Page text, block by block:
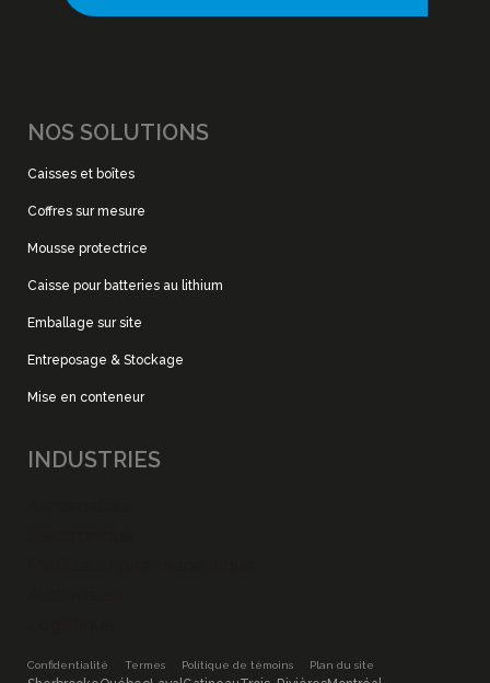
NOS SOLUTIONS
Caisses et boîtes
Coffres sur mesure
Mousse protectrice
Caisse pour batteries au lithium
Emballage sur site
Entreposage & Stockage
Mise en conteneur
INDUSTRIES
Confidentialité Termes Politique de témoins Plan du site